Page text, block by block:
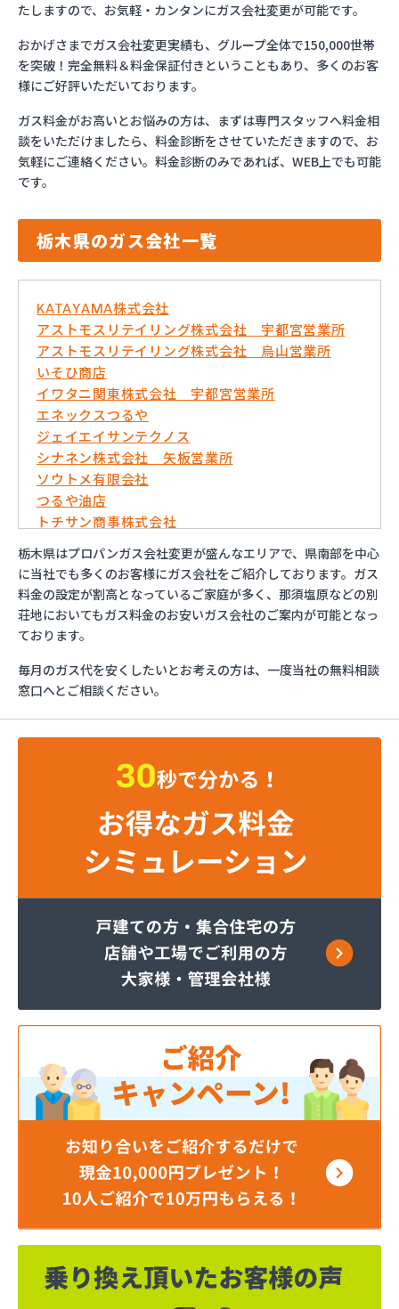
たしますので、お気軽・カンタンにガス会社変更が可能です。
おかげさまでガス会社変更実績も、グループ全体で150,000世帯
を突破！完全無料＆料金保証付きということもあり、多くのお客
様にご好評いただいております。
ガス料金がお高いとお悩みの方は、まずは専門スタッフへ料金相
談をいただけましたら、料金診断をさせていただきますので、お
気軽にご連絡ください。料金診断のみであれば、WEB上でも可能
です。
栃木県のガス会社一覧
KATAYAMA株式会社
アストモスリテイリング株式会社 宇都宮営業所
アストモスリテイリング株式会社 烏山営業所
いそひ商店
イワタニ関東株式会社 宇都宮営業所
エネックスつるや
ジェイエイサンテクノス
シナネン株式会社 矢板営業所
ソウトメ有限会社
つるや油店
トチサン商事株式会社
フジオックス株式会社 宇都宮営業所
マイシティプロパンガス
ミライフ株式会社 大田原店
烏山プロパン株式会社
烏山通運株式会社プロパンガス
益田屋プロパン有限会社
横川食販株式会社 一里販売所
横川食販株式会社一里販売所
河原実業株式会社 藤岡営業所
株式会社JAエルサポート LPガス総合センター
株式会社JAエルサポート じゃすぽーと真岡SS
株式会社JAエルサポート 県東支店
株式会社JAエルサポート 日光営業所
株式会社JAエルサポート
株式会社JAエルサポート 県北支店
株式会社MIKANE
株式会社TOKAI 小山支店
株式会社TOKAI 那須支店
株式会社あいづや
株式会社イイジマ
株式会社エコファースト
株式会社エス・ケーガス
株式会社エネサンスサービス
株式会社エルピオ 宇都宮営業所
株式会社オオイデ
株式会社ガスパル 宇都宮販売所
株式会社ガスパル 那須販売所
株式会社キクチ
栃木県はプロパンガス会社変更が盛んなエリアで、県南部を中心
に当社でも多くのお客様にガス会社をご紹介しております。ガス
料金の設定が割高となっているご家庭が多く、那須塩原などの別
荘地においてもガス料金のお安いガス会社のご案内が可能となっ
ております。
毎月のガス代を安くしたいとお考えの方は、一度当社の無料相談
窓口へとご相談ください。